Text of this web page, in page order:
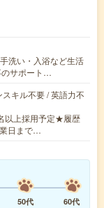
洗い・入浴など生活
のサポート…
キル不要 / 英語力不
以上採用予定★履歴
日まで…
50代
60代